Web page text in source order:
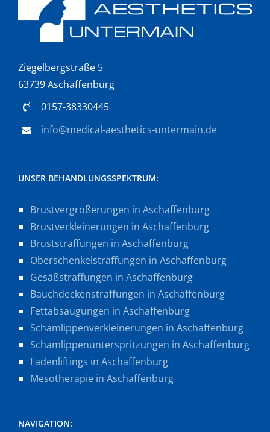
Ziegelbergstraße 5
63739 Aschaffenburg
0157-38330445
info@medical-aesthetics-untermain.de
UNSER BEHANDLUNGSSPEKTRUM:
Brustvergrößerungen in Aschaffenburg
Brustverkleinerungen in Aschaffenburg
Bruststraffungen in Aschaffenburg
Oberschenkelstraffungen in Aschaffenburg
Gesäßstraffungen in Aschaffenburg
Bauchdeckenstraffungen in Aschaffenburg
Fettabsaugungen in Aschaffenburg
Schamlippenverkleinerungen in Aschaffenburg
Schamlippenunterspritzungen in Aschaffenburg
Fadenliftings in Aschaffenburg
Mesotherapie in Aschaffenburg
NAVIGATION: